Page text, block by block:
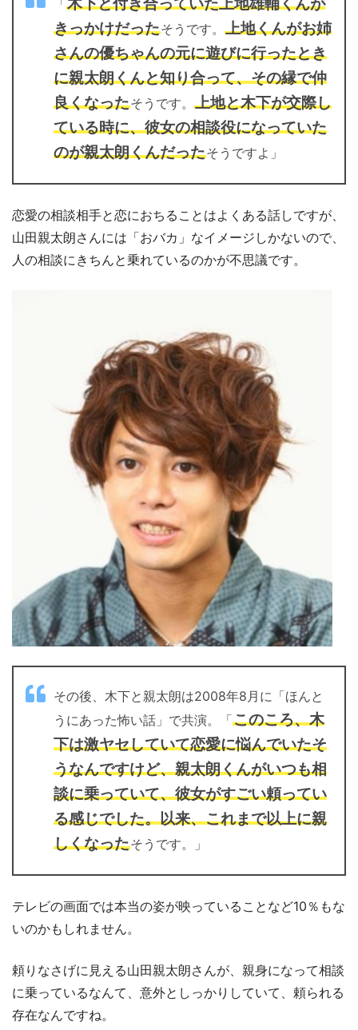
「 木下と付き合っていた上地雄輔くんが
きっかけだったそうです。 上地くんがお姉
さんの優ちゃんの元に遊びに行ったとき
に親太朗くんと知り合って、その縁で仲
良くなったそうです。 上地と木下が交際し
ている時に、彼女の相談役になっていた
のが親太朗くんだったそうですよ」
恋愛の相談相手と恋におちることはよくある話しですが、
山田親太朗さんには「おバカ」なイメージしかないので、
人の相談にきちんと乗れているのかが不思議です。
その後、木下と親太朗は2008年8月に「ほんと
うにあった怖い話」で共演。「このころ、木
下は激ヤセしていて恋愛に悩んでいたそ
うなんですけど、親太朗くんがいつも相
談に乗っていて、彼女がすごい頼ってい
る感じでした。以来、これまで以上に親
しくなったそうです。」
テレビの画面では本当の姿が映っていることなど10％もな
いのかもしれません。
頼りなさげに見える山田親太朗さんが、親身になって相談
に乗っているなんて、意外としっかりしていて、頼られる
存在なんですね。